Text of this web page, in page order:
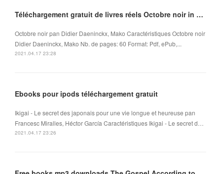
Téléchargement gratuit de livres réels Octobre noir in French ePub MOBI iBook 9782918462118
Octobre noir pan Didier Daeninckx, Mako Caractéristiques Octobre noir
Didier Daeninckx, Mako Nb. de pages: 60 Format: Pdf, ePub,...
2021.04.17 23:28
Ebooks pour ipods téléchargement gratuit
Ikigai - Le secret des japonais pour une vie longue et heureuse pan
Francesc Miralles, Héctor García Caractéristiques Ikigai - Le secret d…
2021.04.17 23:26